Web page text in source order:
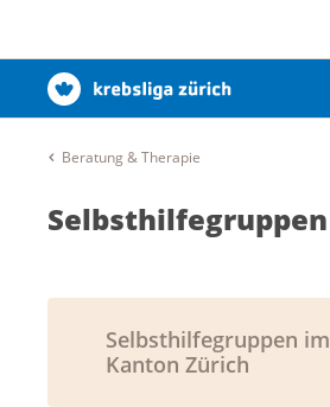
Beratung & Therapie
Selbsthilfegruppen
Selbsthilfegruppen im
Kanton Zürich